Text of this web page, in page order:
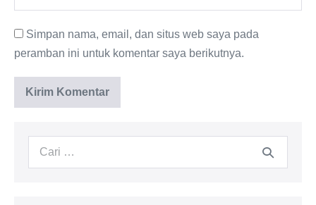
Simpan nama, email, dan situs web saya pada
peramban ini untuk komentar saya berikutnya.